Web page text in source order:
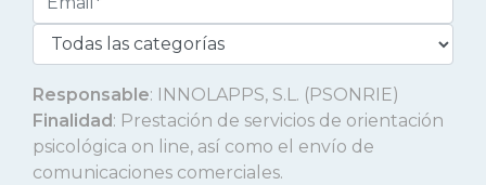
Responsable: INNOLAPPS, S.L. (PSONRIE)
Finalidad: Prestación de servicios de orientación
psicológica on line, así como el envío de
comunicaciones comerciales.